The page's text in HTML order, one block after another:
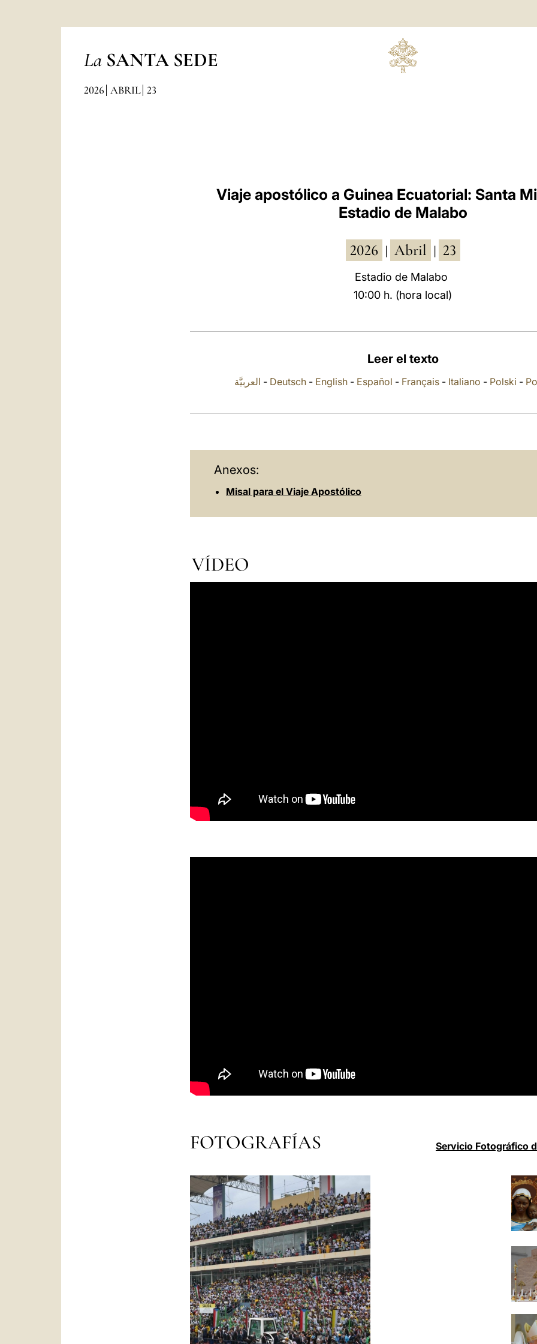
La SANTA SEDE
2026 ABRIL 23
Viaje apostólico a Guinea Ecuatorial: Santa
Estadio de Malabo
2026 Abril 23
Estadio de Malabo
10:00 h. (hora local)
Leer el texto
العربيَّة - Deutsch - English - Español - Français - Italiano - Polski -
Anexos:
Misal para el Viaje Apostólico
VÍDEO
FOTOGRAFÍAS Servicio Fotográfico